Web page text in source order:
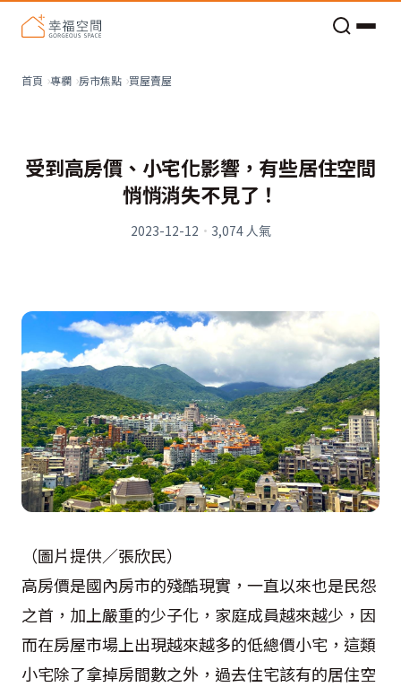
首頁 專欄 房市焦點 買屋賣屋
受到高房價、小宅化影響，有些居住空間
悄悄消失不見了！
2023-12-12 · 3,074人氣
（圖片提供／張欣民）
高房價是國內房市的殘酷現實，一直以來也是民怨
之首，加上嚴重的少子化，家庭成員越來越少，因
而在房屋市場上出現越來越多的低總價小宅，這類
小宅除了拿掉房間數之外，過去住宅該有的居住空